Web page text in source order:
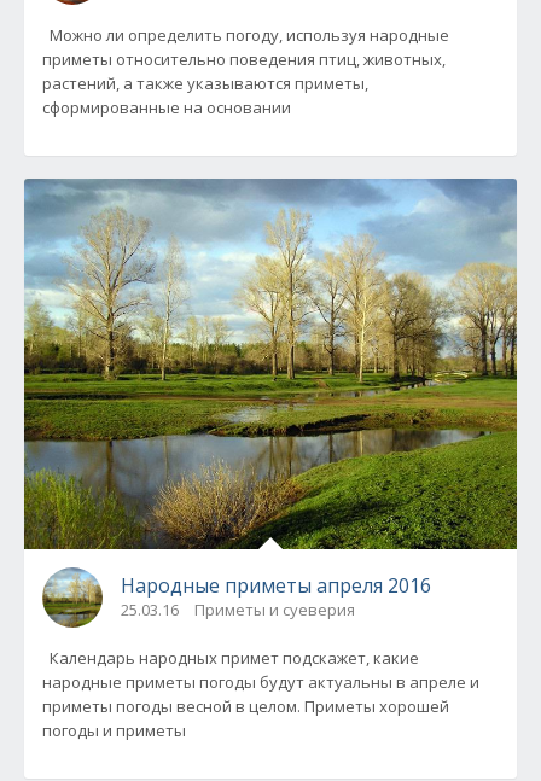
Можно ли определить погоду, используя народные
приметы относительно поведения птиц, животных,
растений, а также указываются приметы,
сформированные на основании
Народные приметы апреля 2016
25.03.16 Приметы и суеверия
Календарь народных примет подскажет, какие
народные приметы погоды будут актуальны в апреле и
приметы погоды весной в целом. Приметы хорошей
погоды и приметы